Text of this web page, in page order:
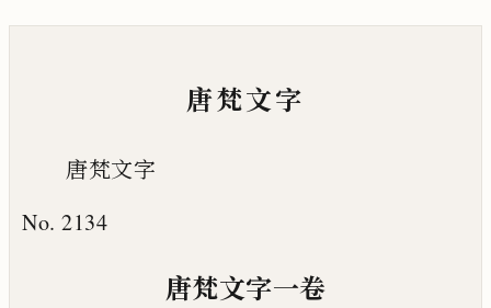
唐梵文字
唐梵文字
No. 2134
唐梵文字一卷